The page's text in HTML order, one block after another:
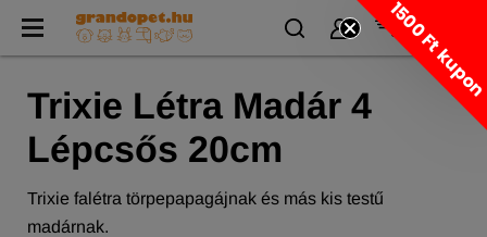
Trixie Létra Madár 4
Lépcsős 20cm
Trixie falétra törpepapagájnak és más kis testű
madárnak.
1500 Ft